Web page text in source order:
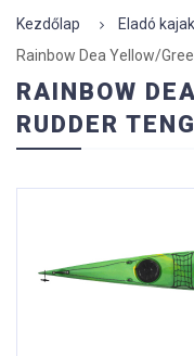
Kezdőlap
Eladó kajak
Rainbow Dea Yellow/
RAINBOW
RUDDER